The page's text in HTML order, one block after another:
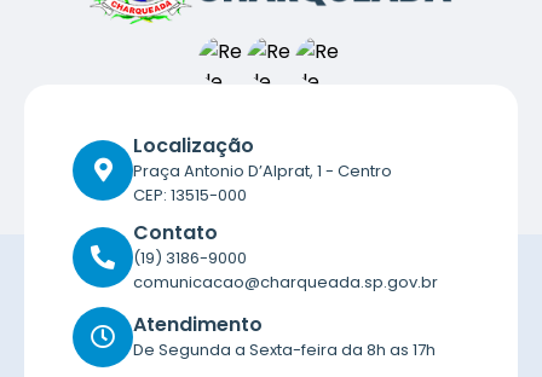
Localização
Praça Antonio D’Alprat, 1 - Centro
CEP: 13515-000
Contato
(19) 3186-9000
comunicacao@charqueada.sp.gov.br
Atendimento
De Segunda a Sexta-feira da 8h as 17h